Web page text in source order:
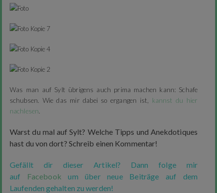
Was man auf Sylt übrigens auch prima machen kann: Schafe
schubsen. Wie das mir dabei so ergangen ist, kannst du hier
nachlesen
Warst du mal auf Sylt? Welche Tipps und Anekdotiques
hast du von dort? Schreib einen Kommentar!
Gefällt dir dieser Artikel? Dann folge mir
auf
Facebook um über neue Beiträge auf dem
Laufenden gehalten zu werden!